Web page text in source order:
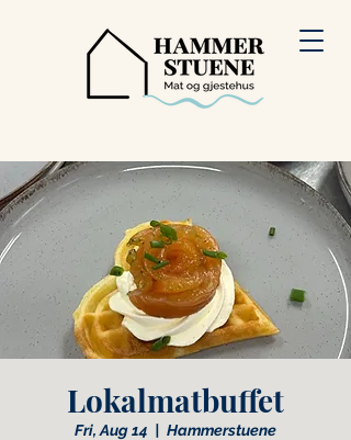
Lokalmatbuffet
Fri, Aug 14
  |
Hammerstuene